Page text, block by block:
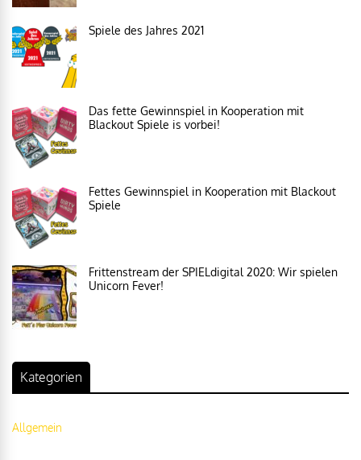
Spiele des Jahres 2021
Das fette Gewinnspiel in Kooperation mit
Blackout Spiele is vorbei!
Fettes Gewinnspiel in Kooperation mit Blackout
Spiele
Frittenstream der SPIELdigital 2020: Wir spielen
Unicorn Fever!
Kategorien
Allgemein